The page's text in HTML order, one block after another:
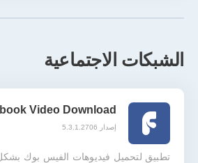
الشبكات الاجتماعية
Video Download
إصدار 5.3.1.2706
تطبيق لتحميل فيديوهات الفيس بوك